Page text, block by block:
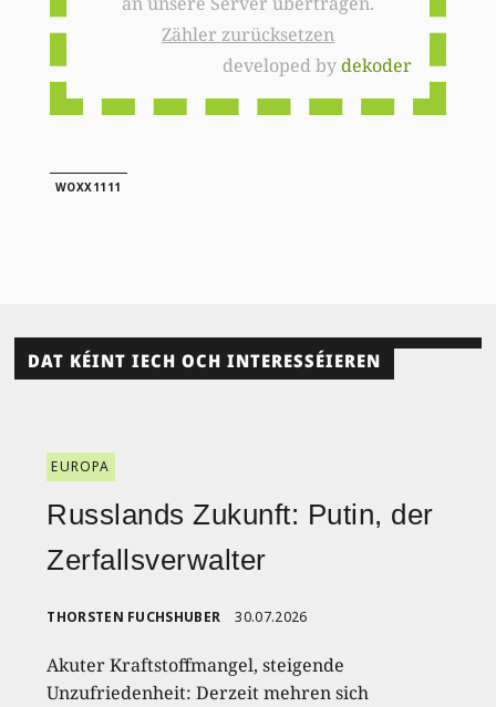
Zähler zurücksetzen
developed bydekoder
WOXX1111
DAT KÉINT IECH OCH INTERESSÉIEREN
EUROPA
Russlands Zukunft: Putin, der
Zerfallsverwalter
THORSTEN FUCHSHUBER 30.07.2026
Akuter Kraftstoffmangel, steigende
Unzufriedenheit: Derzeit mehren sich